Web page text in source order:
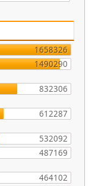
1658326
1490290
832306
612287
532092
487169
464102